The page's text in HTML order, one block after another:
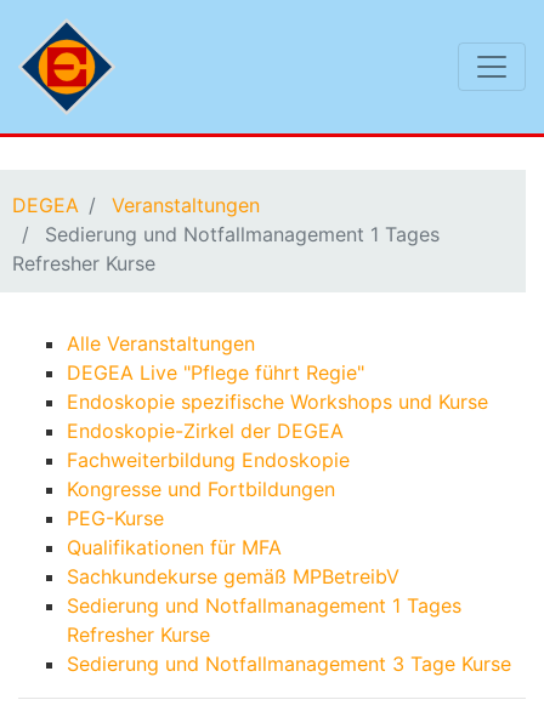
DEGEA
Veranstaltungen
Sedierung und Notfallmanagement 1 Tages
Refresher Kurse
Alle Veranstaltungen
DEGEA Live "Pflege führt Regie"
Endoskopie spezifische Workshops und Kurse
Endoskopie-Zirkel der DEGEA
Fachweiterbildung Endoskopie
Kongresse und Fortbildungen
PEG-Kurse
Qualifikationen für MFA
Sachkundekurse gemäß MPBetreibV
Sedierung und Notfallmanagement 1 Tages
Refresher Kurse
Sedierung und Notfallmanagement 3 Tage Kurse